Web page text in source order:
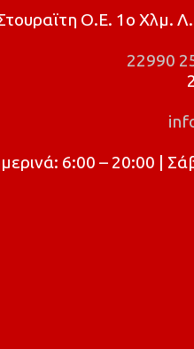
Ο.Ε. 1ο Χλμ.
22990
6:00 – 20:00 |